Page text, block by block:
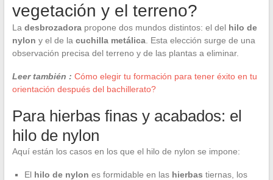
vegetación y el terreno?
La desbrozadorapropone dos mundos distintos: el del hilo de
nylon y el de la cuchilla metálica. Esta elección surge de una
observación precisa del terreno y de las plantas a eliminar.
Leer también : Cómo elegir tu formación para tener éxito en tu
orientación después del bachillerato?
Para hierbas finas y acabados: el
hilo de nylon
Aquí están los casos en los que el hilo de nylon se impone:
El hilo de nylon es formidable en las hierbas tiernas, los